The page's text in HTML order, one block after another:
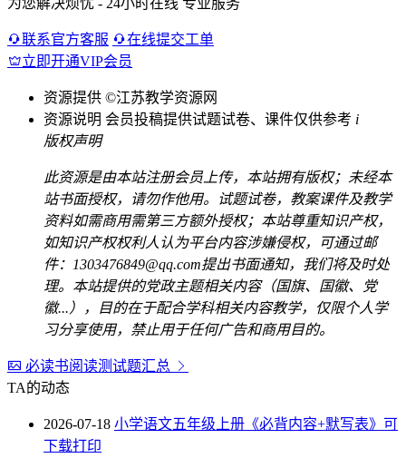
为您解决烦忧 - 24小时在线 专业服务
联系官方客服
在线提交工单
立即开通VIP会员
资源提供 ©江苏教学资源网
资源说明 会员投稿提供试题试卷、课件仅供参考 i
版权声明
此资源是由本站注册会员上传，本站拥有版权；未经本
站书面授权，请勿作他用。试题试卷，教案课件及教学
资料如需商用需第三方额外授权；本站尊重知识产权，
如知识产权权利人认为平台内容涉嫌侵权，可通过邮
件：1303476849@qq.com提出书面通知，我们将及时处
理。本站提供的党政主题相关内容（国旗、国徽、党
徽...），目的在于配合学科相关内容教学，仅限个人学
习分享使用，禁止用于任何广告和商用目的。
必读书阅读测试题汇总
TA的动态
2026-07-18 小学语文五年级上册《必背内容+默写表》可
下载打印